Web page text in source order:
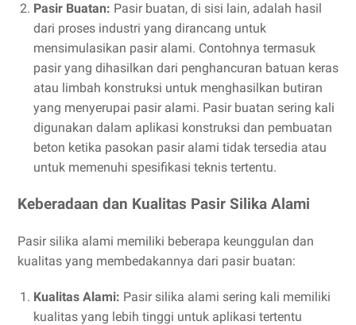
Pasir Buatan: Pasir buatan, di sisi lain, adalah hasil
dari proses industri yang dirancang untuk
mensimulasikan pasir alami. Contohnya termasuk
pasir yang dihasilkan dari penghancuran batuan keras
atau limbah konstruksi untuk menghasilkan butiran
yang menyerupai pasir alami. Pasir buatan sering kali
digunakan dalam aplikasi konstruksi dan pembuatan
beton ketika pasokan pasir alami tidak tersedia atau
untuk memenuhi spesifikasi teknis tertentu.
Keberadaan dan Kualitas Pasir Silika Alami
Pasir silika alami memiliki beberapa keunggulan dan
kualitas yang membedakannya dari pasir buatan:
Kualitas Alami: Pasir silika alami sering kali memiliki
kualitas yang lebih tinggi untuk aplikasi tertentu